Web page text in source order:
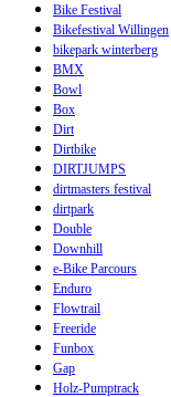
Bike Festival
Bikefestival Willingen
bikepark winterberg
BMX
Bowl
Box
Dirt
Dirtbike
DIRTJUMPS
dirtmasters festival
dirtpark
Double
Downhill
e-Bike Parcours
Enduro
Flowtrail
Freeride
Funbox
Gap
Holz-Pumptrack